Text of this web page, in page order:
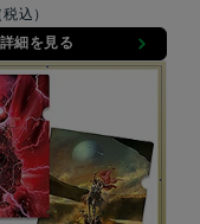
（1/1000サイ
込）
詳細を見る